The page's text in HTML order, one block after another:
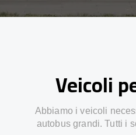
Veicoli
Abbiamo i veicoli
autobus grandi. Tutti i